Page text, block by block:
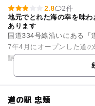
2.8
2件
地元でとれた海の幸を味
あります
国道334号線沿いにある「
7年4月にオープンした道
賑わいます。建物は漁師
道の駅 忠類